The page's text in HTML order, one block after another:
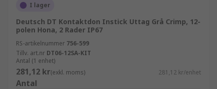
I lager
Deutsch DT Kontaktdon Instick Uttag Grå Crimp, 12-
polen Hona, 2 Rader IP67
RS-artikelnummer 756-599
Tillv. art.nr DT06-12SA-KIT
Antal (1 enhet)
281,12 kr(exkl. moms) 281,12 kr/enhet
Antal